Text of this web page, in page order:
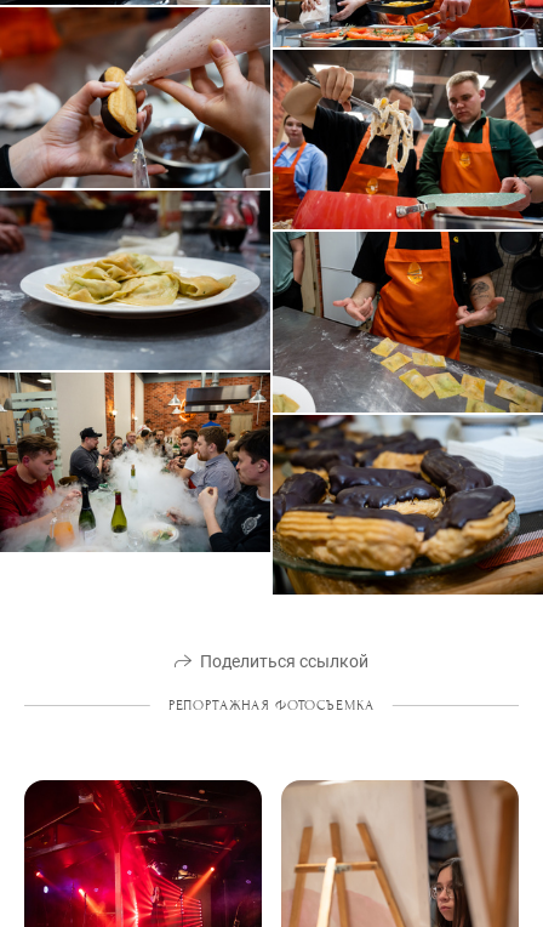
Поделиться ссылкой
РЕПОРТАЖНАЯ ФОТОСЪЕМКА